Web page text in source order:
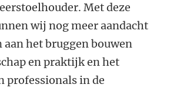
Met deze
wij nog meer aandacht
aan het bruggen bouwen
en praktijk en het
professionals in de